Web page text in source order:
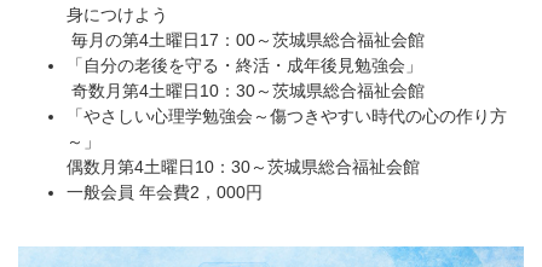
身につけよう
毎月の第4土曜日17：00～茨城県総合福祉会館
「自分の老後を守る・終活・成年後見勉強会」
奇数月第4土曜日10：30～茨城県総合福祉会館
「やさしい心理学勉強会～傷つきやすい時代の心の作り方
～」
偶数月第4土曜日10：30～茨城県総合福祉会館
一般会員 年会費2，000円